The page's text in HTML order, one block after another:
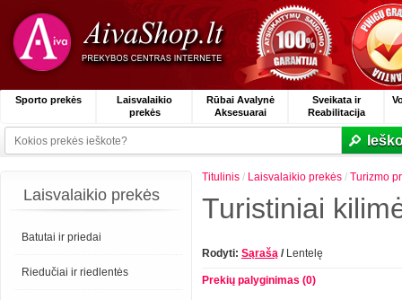
Sporto prekės
Laisvalaikio
prekės
Rūbai Avalynė
Aksesuarai
Sveikata ir
Reabilitacija
Laisvalaikio prekės
Batutai ir priedai
Riedučiai ir riedlentės
Titulinis / Laisvalaikio prekės / Turizmo
Turistiniai
Rodyti: Sąrašą /Lentelę
Prekių palyginimas (0)